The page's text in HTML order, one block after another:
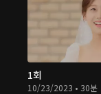
1회
10/23/2023 • 30분